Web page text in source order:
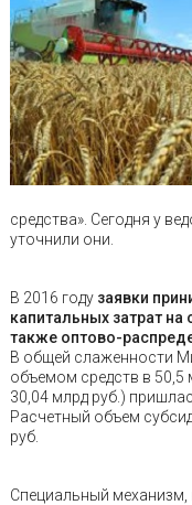
средства». Сегодня у
уточнили они.
В 2016 году заявки
капитальных затрат
также оптово-
В общей слаженности
объемом средств в 50,5
30,04 млрд руб.)
Расчетный объем
руб.
Специальный